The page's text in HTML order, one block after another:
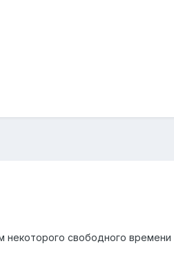
свободного